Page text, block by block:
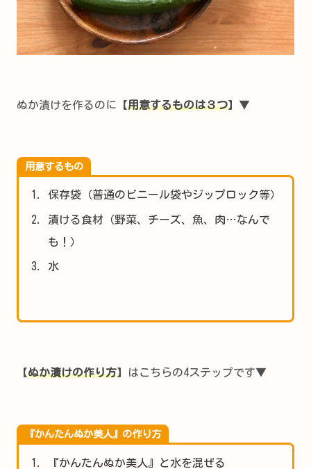
ぬか漬けを作るのに【用意するものは３つ】▼
用意するもの
保存袋（普通のビニール袋やジップロック等）
漬ける食材（野菜、チーズ、魚、肉…なんで
も！）
水
【ぬか漬けの作り方】はこちらの4ステップです▼
『かんたんぬか美人』の作り方
『かんたんぬか美人』と水を混ぜる